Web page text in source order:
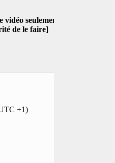
seulement
de le faire]
+1)